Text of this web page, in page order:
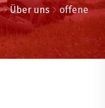
Über uns
offene